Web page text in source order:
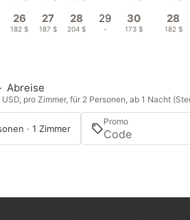
26
182 $
27
187 $
28
204 $
29
-
30
173 $
28
182 $
Abreise
pro Zimmer, für 2 Personen, ab 1 Nacht
· 1 Zimmer
Promo